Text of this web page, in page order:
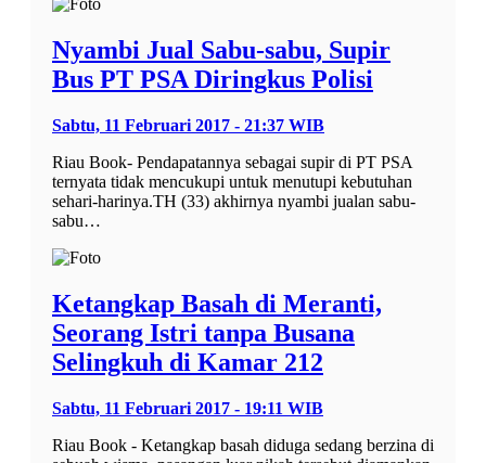
Nyambi Jual Sabu-sabu, Supir
Bus PT PSA Diringkus Polisi
Sabtu, 11 Februari 2017 - 21:37 WIB
Riau Book- Pendapatannya sebagai supir di PT PSA
ternyata tidak mencukupi untuk menutupi kebutuhan
sehari-harinya.TH (33) akhirnya nyambi jualan sabu-
sabu…
Ketangkap Basah di Meranti,
Seorang Istri tanpa Busana
Selingkuh di Kamar 212
Sabtu, 11 Februari 2017 - 19:11 WIB
Riau Book - Ketangkap basah diduga sedang berzina di